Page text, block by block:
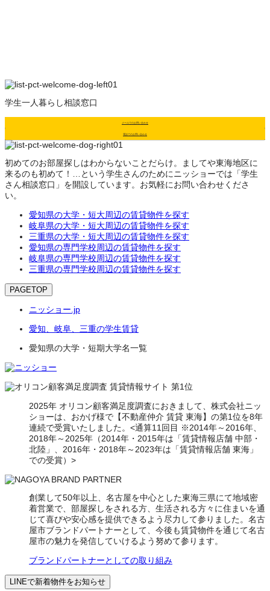
学生一人暮らし相談窓口
メールでのお問い合わせ
電話でのお問い合わせ
初めてのお部屋探しはわからないことだらけ。ましてや東海地区に
来るのも初めて！…という学生さんのためにニッショーでは「学生
さん相談窓口」を開設しています。お気軽にお問い合わせくださ
い。
愛知県の大学・短大周辺の賃貸物件を探す
岐阜県の大学・短大周辺の賃貸物件を探す
三重県の大学・短大周辺の賃貸物件を探す
愛知県の専門学校周辺の賃貸物件を探す
岐阜県の専門学校周辺の賃貸物件を探す
三重県の専門学校周辺の賃貸物件を探す
PAGETOP
ニッショー.jp
愛知、岐阜、三重の学生賃貸
愛知県の大学・短期大学名一覧
2025年 オリコン顧客満足度調査におきまして、株式会社ニッ
ショーは、おかげ様で【不動産仲介 賃貸 東海】の第1位を8年
連続で受賞いたしました。<通算11回目 ※2014年～2016年、
2018年～2025年（2014年・2015年は「賃貸情報店舗 中部・
北陸」、2016年・2018年～2023年は「賃貸情報店舗 東海」
での受賞）>
創業して50年以上、名古屋を中心とした東海三県にて地域密
着営業で、部屋探しをされる方、生活される方々に住まいを通
じて喜びや安心感を提供できるよう尽力して参りました。名古
屋市ブランドパートナーとして、今後も賃貸物件を通じて名古
屋市の魅力を発信していけるよう努めて参ります。
ブランドパートナーとしての取り組み
LINEで新着物件をお知らせ